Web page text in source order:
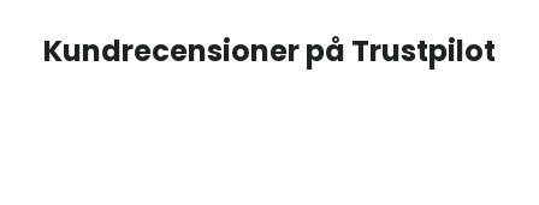
Kundrecensioner på Trustpilot